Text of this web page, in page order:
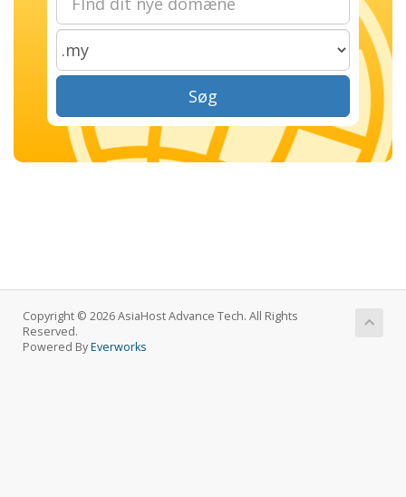
Søg
Copyright © 2026 AsiaHost Advance Tech. All Rights
Reserved.
Powered ByEverworks